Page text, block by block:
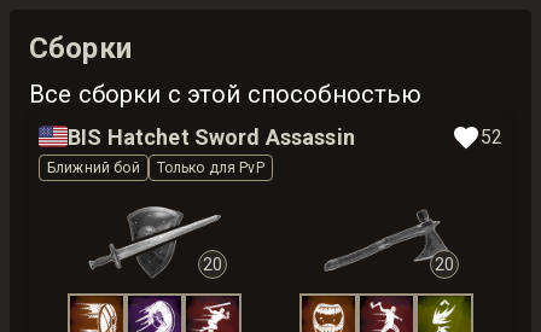
Сборки
Все сборки с этой способностью
🇺🇸BIS Hatchet Sword Assassin 52
Ближний бой Только для PvP
20 20